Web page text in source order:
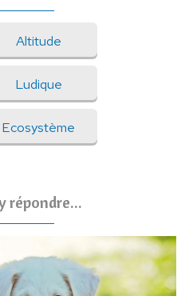
Altitude
Ludique
Ecosystème
répondre...